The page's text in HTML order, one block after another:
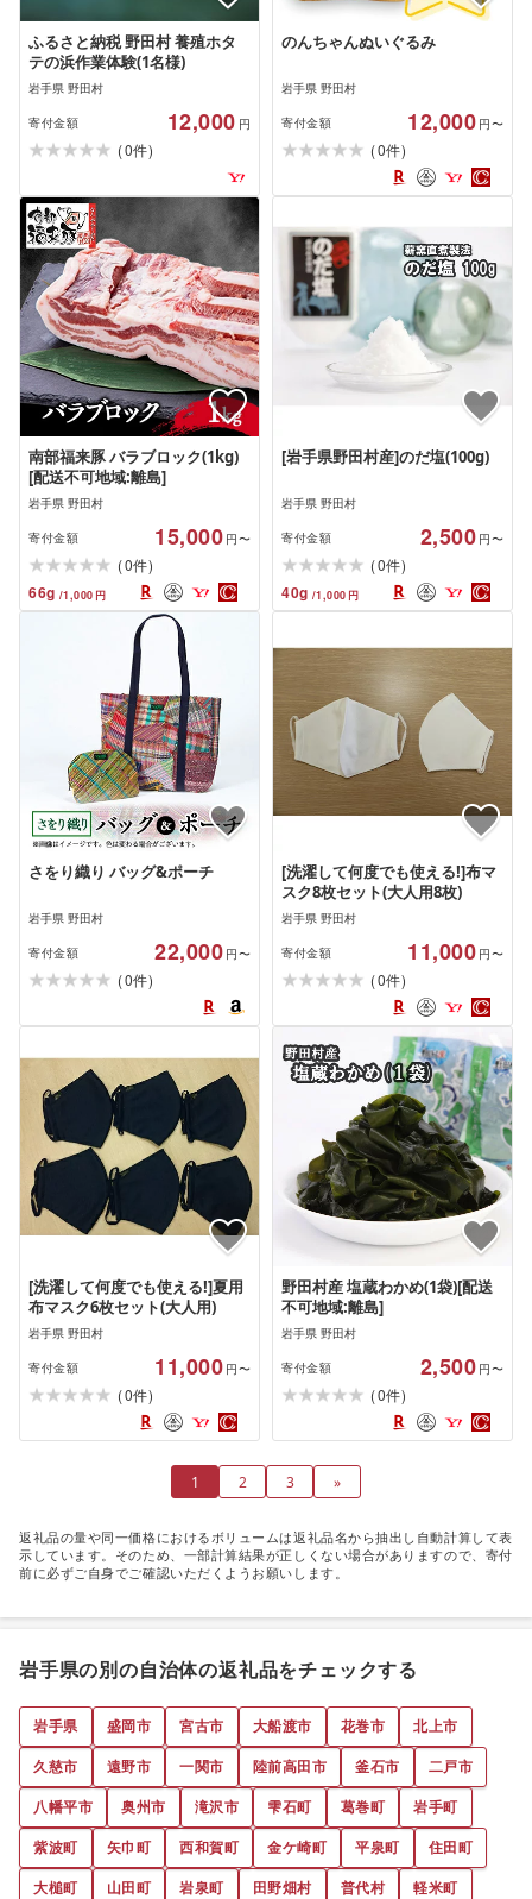
ふるさと納税 野田村 養殖ホタ
テの浜作業体験(1名様)
岩手県 野田村
寄付金額 12,000 円
(0件)
のんちゃんぬいぐるみ
岩手県 野田村
寄付金額 12,000 円〜
(0件)
南部福来豚 バラブロック(1kg)
[配送不可地域:離島]
岩手県 野田村
寄付金額 15,000 円〜
(0件)
66g /1,000 円
[岩手県野田村産]のだ塩(100g)
岩手県 野田村
寄付金額 2,500 円〜
(0件)
40g /1,000 円
さをり織り バッグ&ポーチ
岩手県 野田村
寄付金額 22,000 円〜
(0件)
[洗濯して何度でも使える!]布マ
スク8枚セット(大人用8枚)
岩手県 野田村
寄付金額 11,000 円〜
(0件)
[洗濯して何度でも使える!]夏用
布マスク6枚セット(大人用)
岩手県 野田村
寄付金額 11,000 円〜
(0件)
野田村産 塩蔵わかめ(1袋)[配送
不可地域:離島]
岩手県 野田村
寄付金額 2,500 円〜
(0件)
1 2 3 »
返礼品の量や同一価格におけるボリュームは返礼品名から抽出し自動計算して表
示しています。そのため、一部計算結果が正しくない場合がありますので、寄付
前に必ずご自身でご確認いただくようお願いします。
岩手県の別の自治体の返礼品をチェックする
岩手県 盛岡市 宮古市 大船渡市 花巻市
北上市
久慈市
遠野市 一関市 陸前高田市 釜石市
二戸市
八幡平市
奥州市 滝沢市 雫石町 葛巻町
岩手町
紫波町
矢巾町 西和賀町 金ケ崎町 平泉町
住田町
大槌町
山田町 岩泉町 田野畑村 普代村
軽米町